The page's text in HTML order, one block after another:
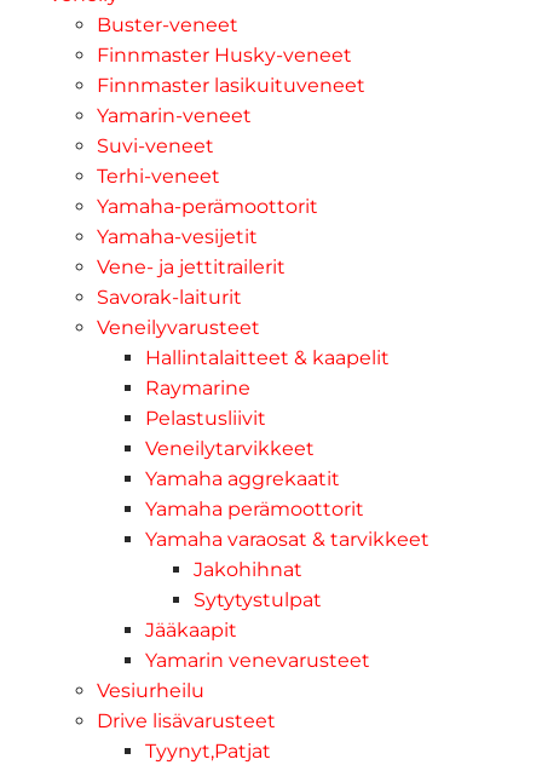
Buster-veneet
Finnmaster Husky-veneet
Finnmaster lasikuituveneet
Yamarin-veneet
Suvi-veneet
Terhi-veneet
Yamaha-perämoottorit
Yamaha-vesijetit
Vene- ja jettitrailerit
Savorak-laiturit
Veneilyvarusteet
Hallintalaitteet & kaapelit
Raymarine
Pelastusliivit
Veneilytarvikkeet
Yamaha aggrekaatit
Yamaha perämoottorit
Yamaha varaosat & tarvikkeet
Jakohihnat
Sytytystulpat
Jääkaapit
Yamarin venevarusteet
Vesiurheilu
Drive lisävarusteet
Tyynyt,Patjat